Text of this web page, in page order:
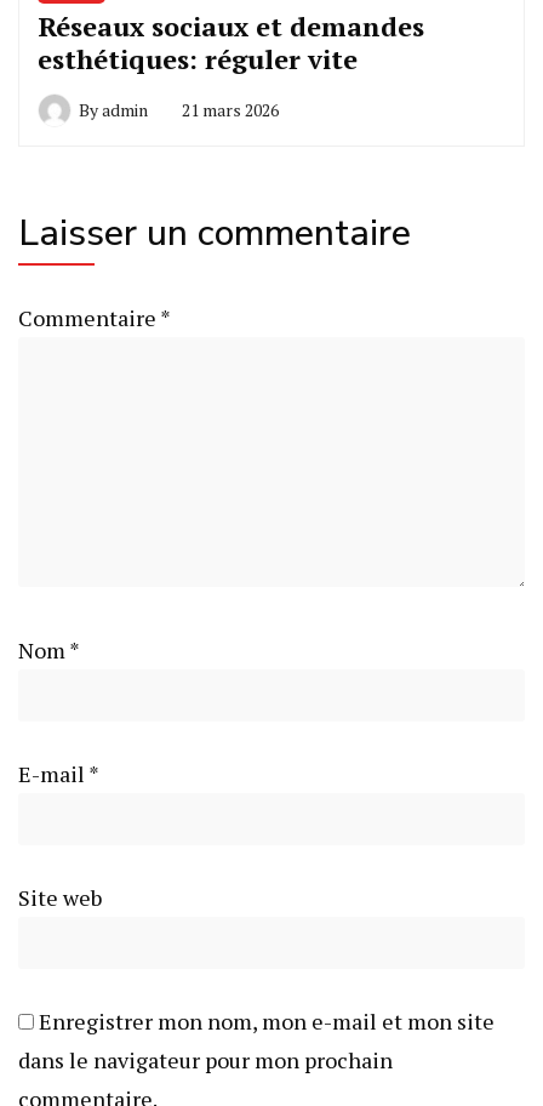
Réseaux sociaux et demandes
esthétiques: réguler vite
Byadmin 21 mars 2026
Laisser un commentaire
Commentaire *
Nom *
E-mail *
Site web
Enregistrer mon nom, mon e-mail et mon site
dans le navigateur pour mon prochain
commentaire.